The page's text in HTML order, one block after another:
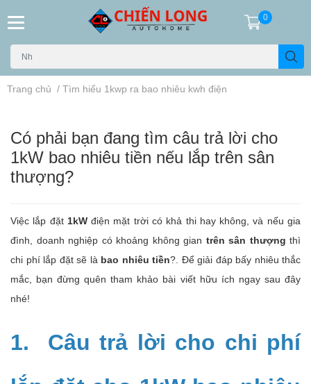
0
Trang chủ / Tìm hiểu 1kwp ra bao nhiêu kwh điện
Có phải bạn đang tìm câu trả lời cho
1kW bao nhiêu tiền nếu lắp trên sân
thượng?
Việc lắp đặt 1kWđiện mặt trời có khả thi hay không, và nếu gia
đình, doanh nghiệp có khoảng không gian trên sân thượng thì
chi phí lắp đặt sẽ là bao nhiêu tiền?. Để giải đáp bấy nhiêu thắc
mắc, bạn đừng quên tham khảo bài viết hữu ích ngay sau đây
nhé!
1. Câu trả lời cho chi phí